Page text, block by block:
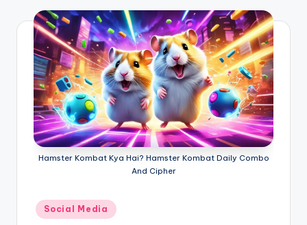
Hamster Kombat Kya Hai? Hamster Kombat Daily Combo
And Cipher
Posted
in
Social Media